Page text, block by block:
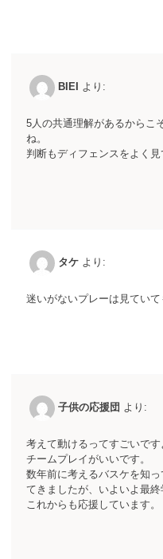
BIEI より:
5人の共通理解があるからこ
ね。
判断もディフェンスをよく見
タケ より:
迷いがないプレーは見ていて
子供の応援団 より:
考えて動けるってすごいです
チームプレイがいいです。
数年前に考えるバスケを知
てきましたが、いよいよ最終
これからも応援しています。